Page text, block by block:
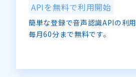
APIを無料で利用開始
簡単な登録で音声認識APIの利用
毎月60分まで無料です。